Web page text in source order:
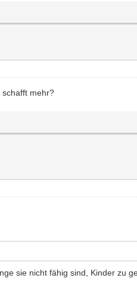
schafft mehr?
sie nicht fähig sind, Kinder zu